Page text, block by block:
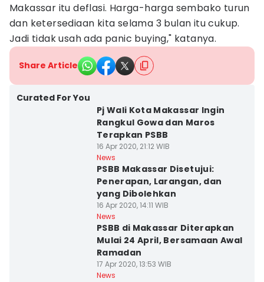
Makassar itu deflasi. Harga-harga sembako turun
dan ketersediaan kita selama 3 bulan itu cukup.
Jadi tidak usah ada panic buying," katanya.
Share Article
Curated For You
Pj Wali Kota Makassar Ingin
Rangkul Gowa dan Maros
Terapkan PSBB
16 Apr 2020, 21:12 WIB
News
PSBB Makassar Disetujui:
Penerapan, Larangan, dan
yang Dibolehkan
16 Apr 2020, 14:11 WIB
News
PSBB di Makassar Diterapkan
Mulai 24 April, Bersamaan Awal
Ramadan
17 Apr 2020, 13:53 WIB
News